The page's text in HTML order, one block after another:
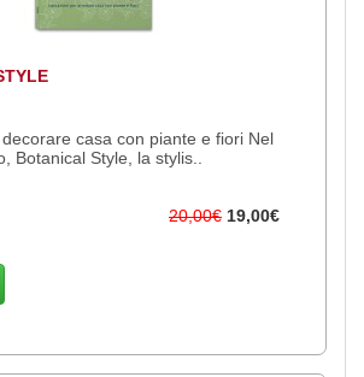
casa con piante e fiori Nel
Botanical Style, la stylis..
20,00€ 19,00€